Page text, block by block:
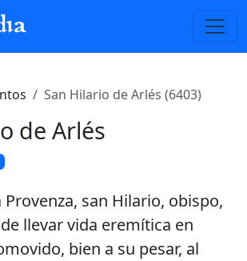
San Hilario de Arlés (6403)
de Arlés
Provenza, san Hilario, obispo,
llevar vida eremítica en
bien a su pesar, al